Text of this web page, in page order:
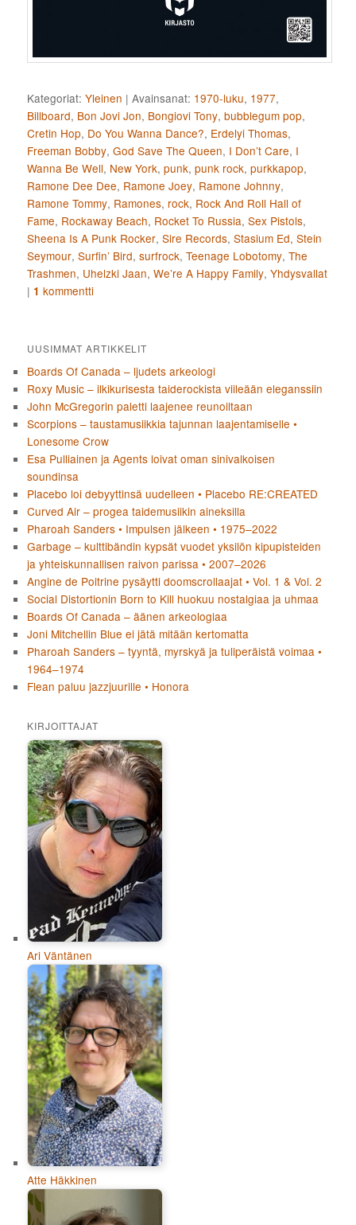
Kategoriat: Yleinen |Avainsanat: 1970-luku, 1977,
Billboard, Bon Jovi Jon, Bongiovi Tony,bubblegum pop,
Cretin Hop, Do You Wanna Dance?, Erdelyi Thomas,
Freeman Bobby,God Save The Queen, I Don’t Care, I
Wanna Be Well, New York,punk,punk rock,purkkapop,
Ramone Dee Dee, Ramone Joey, Ramone Johnny,
Ramone Tommy, Ramones, rock, Rock And Roll Hall of
Fame, Rockaway Beach, Rocket To Russia,Sex Pistols,
Sheena Is A Punk Rocker,Sire Records,Stasium Ed,Stein
Seymour,Surfin’ Bird,surfrock,Teenage Lobotomy,The
Trashmen, Uhelzki Jaan,We’re A Happy Family,Yhdysvallat
| 1 kommentti
UUSIMMAT ARTIKKELIT
Boards Of Canada – ljudets arkeologi
Roxy Music – ilkikurisesta taiderockista viileään eleganssiin
John McGregorin paletti laajenee reunoiltaan
Scorpions – taustamusiikkia tajunnan laajentamiselle •
Lonesome Crow
Esa Pulliainen ja Agents loivat oman sinivalkoisen
soundinsa
Placebo loi debyyttinsä uudelleen • Placebo RE:CREATED
Curved Air – progea taidemusiikin aineksilla
Pharoah Sanders • Impulsen jälkeen • 1975–2022
Garbage – kulttibändin kypsät vuodet yksilön kipupisteiden
ja yhteiskunnallisen raivon parissa • 2007–2026
Angine de Poitrine pysäytti doomscrollaajat • Vol. 1 & Vol. 2
Social Distortionin Born to Kill huokuu nostalgiaa ja uhmaa
Boards Of Canada – äänen arkeologiaa
Joni Mitchellin Blue ei jätä mitään kertomatta
Pharoah Sanders – tyyntä, myrskyä ja tuliperäistä voimaa •
1964–1974
Flean paluu jazzjuurille • Honora
KIRJOITTAJAT
Ari Väntänen
Atte Häkkinen